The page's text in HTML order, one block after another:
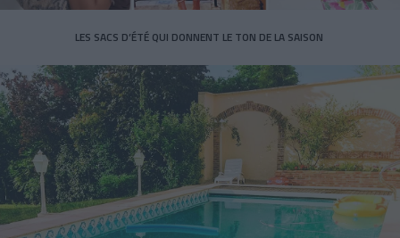
LES SACS D’ÉTÉ QUI DONNENT LE TON DE LA SAISON